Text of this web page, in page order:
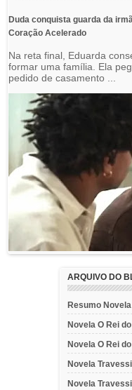
Duda conquista guarda da
Coração Acelerado
Na reta final, Eduarda
formar uma família. Ela
pedido de casamento ...
ARQUIVO DO
Resumo
Novela O Rei
Novela O Rei
Novela
Novela